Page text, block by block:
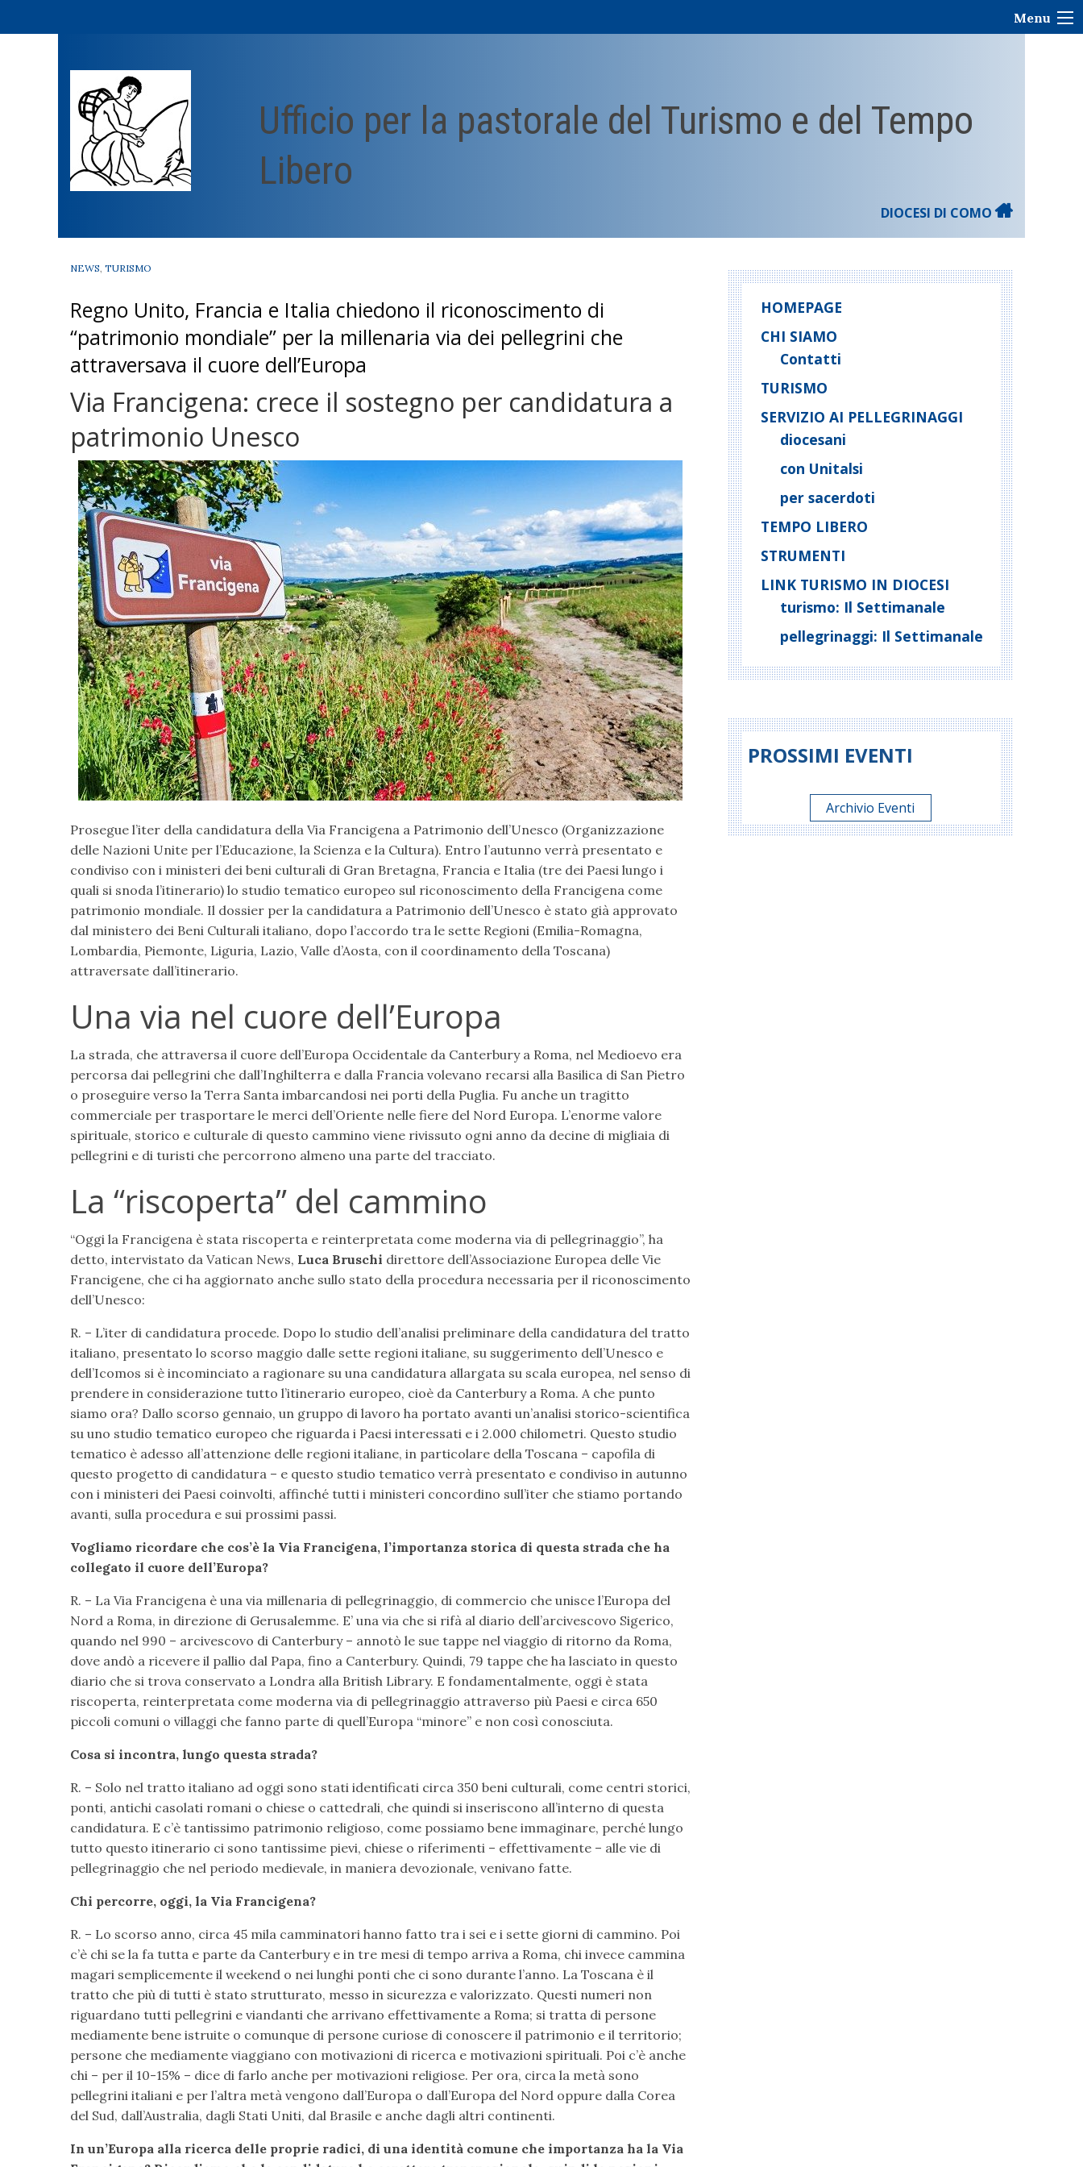
Menu
Ufficio per la pastorale del Turismo e del Tempo
Libero
DIOCESI DI COMO
NEWS, TURISMO
Regno Unito, Francia e Italia chiedono il riconoscimento di
“patrimonio mondiale” per la millenaria via dei pellegrini che
attraversava il cuore dell’Europa
Via Francigena: crece il sostegno per candidatura a
patrimonio Unesco
Prosegue l’iter della candidatura della Via Francigena a Patrimonio dell’Unesco (Organizzazione
delle Nazioni Unite per l’Educazione, la Scienza e la Cultura). Entro l’autunno verrà presentato e
condiviso con i ministeri dei beni culturali di Gran Bretagna, Francia e Italia (tre dei Paesi lungo i
quali si snoda l’itinerario) lo studio tematico europeo sul riconoscimento della Francigena come
patrimonio mondiale. Il dossier per la candidatura a Patrimonio dell’Unesco è stato già approvato
dal ministero dei Beni Culturali italiano, dopo l’accordo tra le sette Regioni (Emilia-Romagna,
Lombardia, Piemonte, Liguria, Lazio, Valle d’Aosta, con il coordinamento della Toscana)
attraversate dall’itinerario.
Una via nel cuore dell’Europa
La strada, che attraversa il cuore dell’Europa Occidentale da Canterbury a Roma, nel Medioevo era
percorsa dai pellegrini che dall’Inghilterra e dalla Francia volevano recarsi alla Basilica di San Pietro
o proseguire verso la Terra Santa imbarcandosi nei porti della Puglia. Fu anche un tragitto
commerciale per trasportare le merci dell’Oriente nelle fiere del Nord Europa. L’enorme valore
spirituale, storico e culturale di questo cammino viene rivissuto ogni anno da decine di migliaia di
pellegrini e di turisti che percorrono almeno una parte del tracciato.
La “riscoperta” del cammino
“Oggi la Francigena è stata riscoperta e reinterpretata come moderna via di pellegrinaggio”, ha
detto, intervistato da Vatican News, Luca Bruschi direttore dell’Associazione Europea delle Vie
Francigene, che ci ha aggiornato anche sullo stato della procedura necessaria per il riconoscimento
dell’Unesco:
R. – L’iter di candidatura procede. Dopo lo studio dell’analisi preliminare della candidatura del tratto
italiano, presentato lo scorso maggio dalle sette regioni italiane, su suggerimento dell’Unesco e
dell’Icomos si è incominciato a ragionare su una candidatura allargata su scala europea, nel senso di
prendere in considerazione tutto l’itinerario europeo, cioè da Canterbury a Roma. A che punto
siamo ora? Dallo scorso gennaio, un gruppo di lavoro ha portato avanti un’analisi storico-scientifica
su uno studio tematico europeo che riguarda i Paesi interessati e i 2.000 chilometri. Questo studio
tematico è adesso all’attenzione delle regioni italiane, in particolare della Toscana – capofila di
questo progetto di candidatura – e questo studio tematico verrà presentato e condiviso in autunno
con i ministeri dei Paesi coinvolti, affinché tutti i ministeri concordino sull’iter che stiamo portando
avanti, sulla procedura e sui prossimi passi.
Vogliamo ricordare che cos’è la Via Francigena, l’importanza storica di questa strada che ha
collegato il cuore dell’Europa?
R. – La Via Francigena è una via millenaria di pellegrinaggio, di commercio che unisce l’Europa del
Nord a Roma, in direzione di Gerusalemme. E’ una via che si rifà al diario dell’arcivescovo Sigerico,
quando nel 990 – arcivescovo di Canterbury – annotò le sue tappe nel viaggio di ritorno da Roma,
dove andò a ricevere il pallio dal Papa, fino a Canterbury. Quindi, 79 tappe che ha lasciato in questo
diario che si trova conservato a Londra alla British Library. E fondamentalmente, oggi è stata
riscoperta, reinterpretata come moderna via di pellegrinaggio attraverso più Paesi e circa 650
piccoli comuni o villaggi che fanno parte di quell’Europa “minore” e non così conosciuta.
Cosa si incontra, lungo questa strada?
R. – Solo nel tratto italiano ad oggi sono stati identificati circa 350 beni culturali, come centri storici,
ponti, antichi casolati romani o chiese o cattedrali, che quindi si inseriscono all’interno di questa
candidatura. E c’è tantissimo patrimonio religioso, come possiamo bene immaginare, perché lungo
tutto questo itinerario ci sono tantissime pievi, chiese o riferimenti – effettivamente – alle vie di
pellegrinaggio che nel periodo medievale, in maniera devozionale, venivano fatte.
Chi percorre, oggi, la Via Francigena?
R. – Lo scorso anno, circa 45 mila camminatori hanno fatto tra i sei e i sette giorni di cammino. Poi
c’è chi se la fa tutta e parte da Canterbury e in tre mesi di tempo arriva a Roma, chi invece cammina
magari semplicemente il weekend o nei lunghi ponti che ci sono durante l’anno. La Toscana è il
tratto che più di tutti è stato strutturato, messo in sicurezza e valorizzato. Questi numeri non
riguardano tutti pellegrini e viandanti che arrivano effettivamente a Roma; si tratta di persone
mediamente bene istruite o comunque di persone curiose di conoscere il patrimonio e il territorio;
persone che mediamente viaggiano con motivazioni di ricerca e motivazioni spirituali. Poi c’è anche
chi – per il 10-15% – dice di farlo anche per motivazioni religiose. Per ora, circa la metà sono
pellegrini italiani e per l’altra metà vengono dall’Europa o dall’Europa del Nord oppure dalla Corea
del Sud, dall’Australia, dagli Stati Uniti, dal Brasile e anche dagli altri continenti.
In un’Europa alla ricerca delle proprie radici, di una identità comune che importanza ha la Via
HOMEPAGE
CHI SIAMO
Contatti
TURISMO
SERVIZIO AI PELLEGRINAGGI
diocesani
con Unitalsi
per sacerdoti
TEMPO LIBERO
STRUMENTI
LINK TURISMO IN DIOCESI
turismo: Il Settimanale
pellegrinaggi: Il Settimanale
PROSSIMI EVENTI
Archivio Eventi